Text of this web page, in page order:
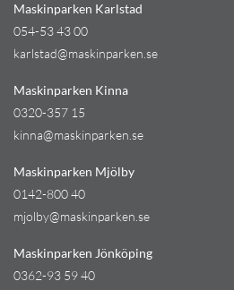
Maskinparken Karlstad
054-53 43 00
karlstad@maskinparken.se
Maskinparken Kinna
0320-357 15
kinna@maskinparken.se
Maskinparken Mjölby
0142-800 40
mjolby@maskinparken.se
Maskinparken Jönköping
0362-93 59 40